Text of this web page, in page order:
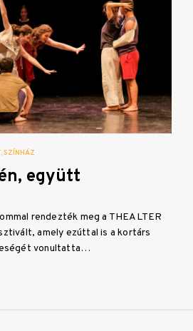
SZÍNHÁZ
együtt
rendezték meg a THEALTER
amely ezúttal is a kortárs
vonultatta…